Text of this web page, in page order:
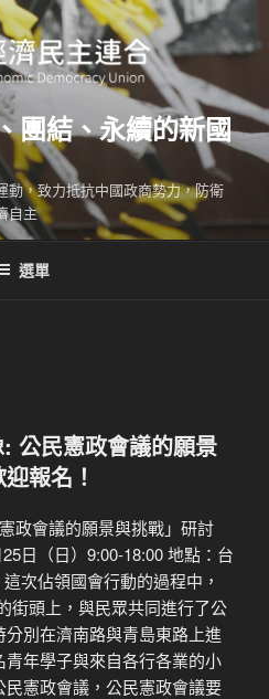
團結、永續的新國
動，致力抵抗中國政商勢力，防衛
自主
選單
: 公民憲政會議的願景
報名！
政會議的願景與挑戰」研討
日（日）9:00-18:00 地點：台
次佔領國會行動的過程中，
街頭上，與民眾共同進行了公
別在濟南路與青島東路上進
年學子與來自各行各業的小
憲政會議，公民憲政會議要